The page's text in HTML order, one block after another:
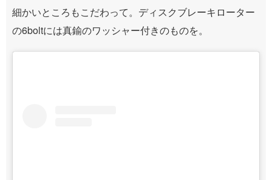
細かいところもこだわって。ディスクブレーキローター
の6boltには真鍮のワッシャー付きのものを。